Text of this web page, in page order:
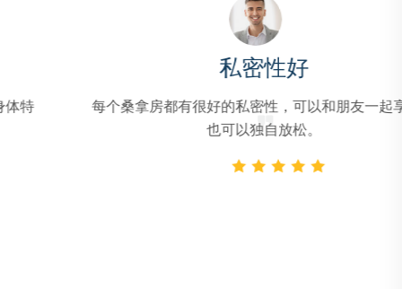
好的私密性，可以和朋友一起享受，
价格合理，服